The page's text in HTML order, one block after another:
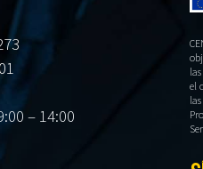
– 14:00
el